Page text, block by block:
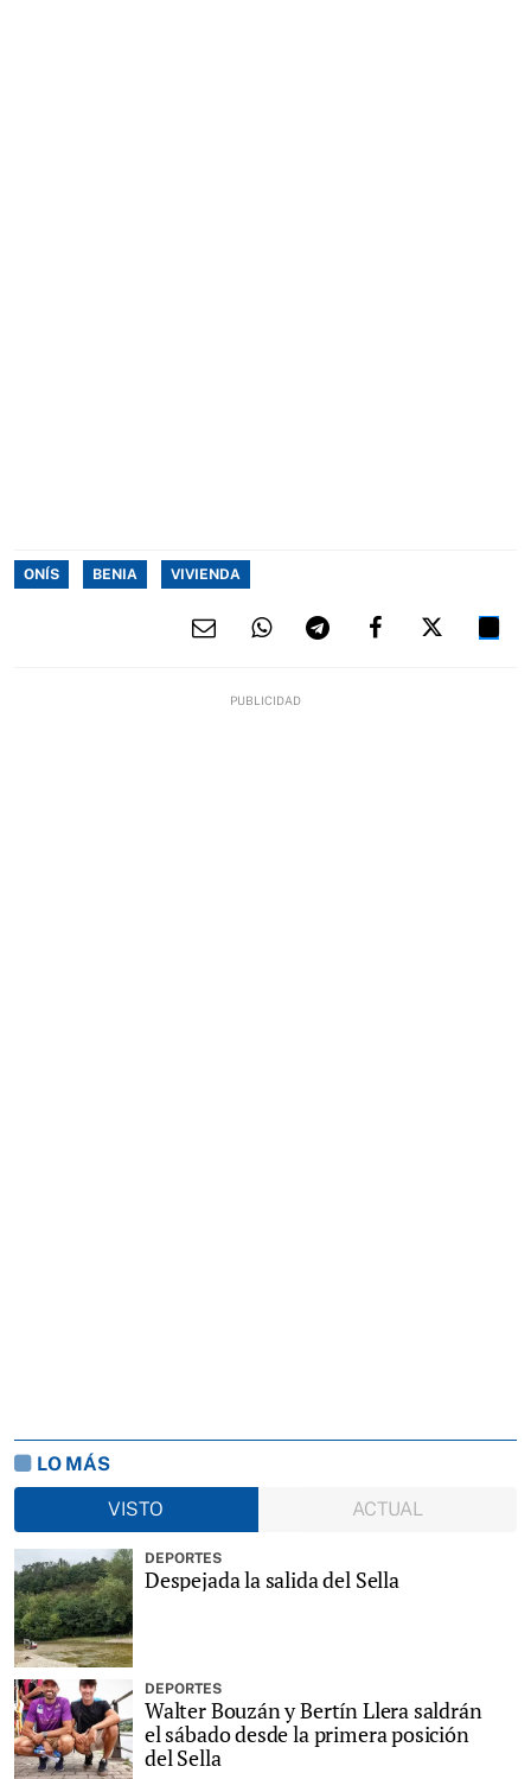
ONÍS BENIA VIVIENDA
LO MÁS
VISTO
ACTUAL
DEPORTES
Despejada la salida del Sella
DEPORTES
Walter Bouzán y Bertín Llera saldrán
el sábado desde la primera posición
del Sella